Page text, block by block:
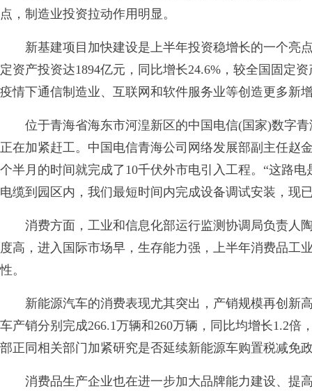
点，制造业投资拉动作用明显。
新基建项目加快建设是上半年投资稳增长的一个亮
定资产投资达1894亿元，同比增长24.6%，较全国固定
疫情下通信制造业、互联网和软件服务业等创造更多新
位于青海省海东市河湟新区的中国电信(国家)数字青
正在加紧赶工。中国电信青海公司网络发展部副主任赵
个半月的时间就完成了10千伏外市电引入工程。“这路
电缆到园区内，我们最短时间内完成设备调试安装，现
消费方面，工业和信息化部运行监测协调局负责人
度高，进入国际市场早，生存能力强，上半年消费品工
性。
新能源汽车的消费表现尤其突出，产销规模再创新
车产销分别完成266.1万辆和260万辆，同比均增长1.2倍
部正同相关部门加紧研究是否延续新能源车购置税减免
消费品生产企业也在进一步加大品牌能力建设、提